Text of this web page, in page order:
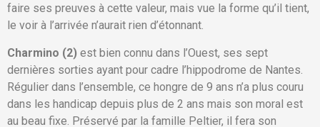
faire ses preuves à cette valeur, mais vue la forme qu’il tient,
le voir à l’arrivée n’aurait rien d’étonnant.
Charmino (2) est bien connu dans l’Ouest, ses sept
dernières sorties ayant pour cadre l’hippodrome de Nantes.
Régulier dans l’ensemble, ce hongre de 9 ans n’a plus couru
dans les handicap depuis plus de 2 ans mais son moral est
au beau fixe. Préservé par la famille Peltier, il fera son